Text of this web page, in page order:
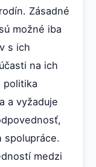
Zásadné
možné iba
s ich
na ich
politika
a vyžaduje
spolupráce.
medzi